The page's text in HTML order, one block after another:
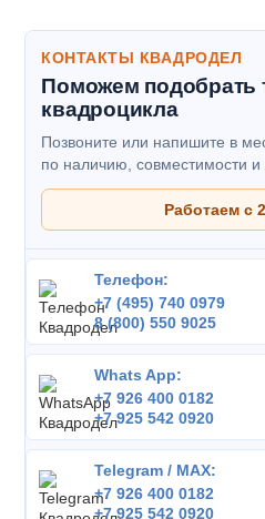
КОНТАКТЫ КВАДРОДЕЛ
Поможем подобрать
квадроцикла
Позвоните или напишите в
по наличию, совместимости и
Работаем с
Телефон:
+7 (495) 740 0979
8 (800) 550 9025
Whats App:
+7 926 400 0182
+7 925 542 0920
Telegram / MAX:
+7 926 400 0182
+7 925 542 0920